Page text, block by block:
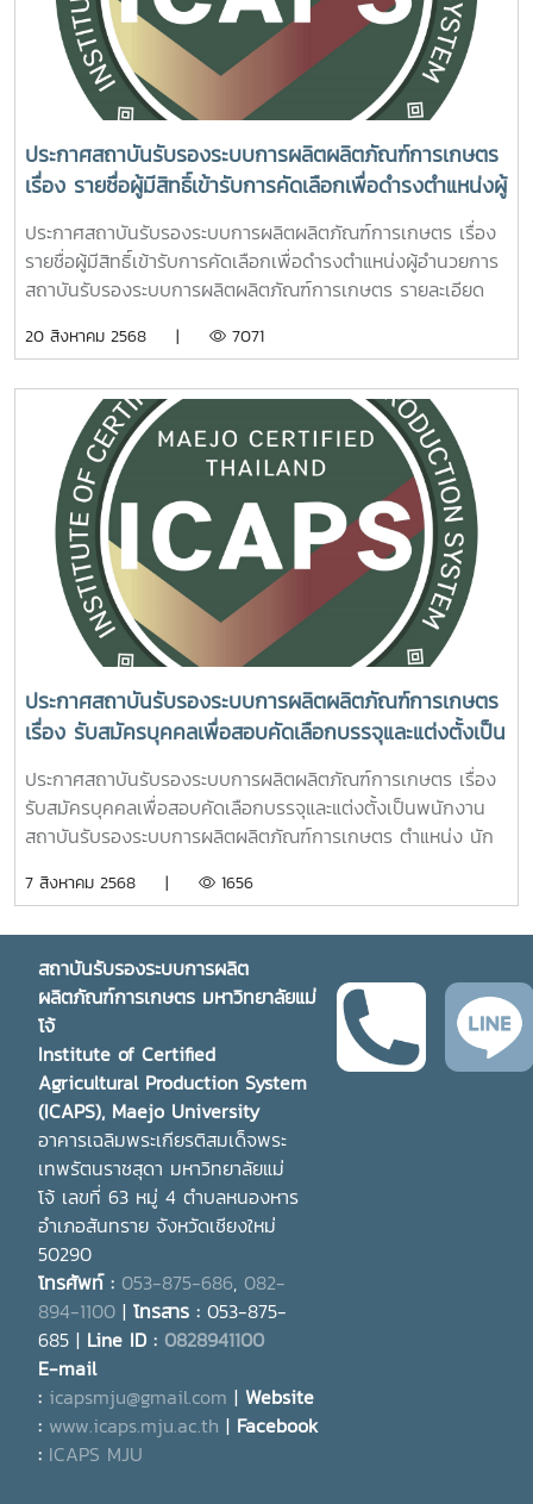
ประกาศสถาบันรับรองระบบการผลิตผลิตภัณฑ์การเกษตร
เรื่อง รายชื่อผู้มีสิทธิ์เข้ารับการคัดเลือกเพื่อดำรงตำแหน่งผู้
อำนวยการสถาบันรับรองระบบการผลิตผลิตภัณฑ์
การเกษตร
ประกาศสถาบันรับรองระบบการผลิตผลิตภัณฑ์การเกษตร เรื่อง
รายชื่อผู้มีสิทธิ์เข้ารับการคัดเลือกเพื่อดำรงตำแหน่งผู้อำนวยการ
สถาบันรับรองระบบการผลิตผลิตภัณฑ์การเกษตร รายละเอียด
20 สิงหาคม 2568 | 7071
ประกาศสถาบันรับรองระบบการผลิตผลิตภัณฑ์การเกษตร
เรื่อง รับสมัครบุคคลเพื่อสอบคัดเลือกบรรจุและแต่งตั้งเป็น
พนักงานสถาบันรับรองระบบการผลิตผลิตภัณฑ์การเกษตร
ตำแหน่ง นักวิชาการเกษตร
ประกาศสถาบันรับรองระบบการผลิตผลิตภัณฑ์การเกษตร เรื่อง
รับสมัครบุคคลเพื่อสอบคัดเลือกบรรจุและแต่งตั้งเป็นพนักงาน
สถาบันรับรองระบบการผลิตผลิตภัณฑ์การเกษตร ตำแหน่ง นัก
สิงหาคม 2568รายละเอียดเอกสารแนบ 1. ประกาศรับสมัคร 2. ใบ
7 สิงหาคม 2568 | 1656
สถาบันรับรองระบบการผลิต
ผลิตภัณฑ์การเกษตร มหาวิทยาลัยแม่
โจ้
Institute of Certified
Agricultural Production System
(ICAPS), Maejo University
อาคารเฉลิมพระเกียรติสมเด็จพระ
เทพรัตนราชสุดา มหาวิทยาลัยแม่
โจ้ เลขที่ 63 หมู่ 4 ตำบลหนองหาร
อำเภอสันทราย จังหวัดเชียงใหม่
50290
โทรศัพท์ : 053-875-686, 082-
894-1100 | โทรสาร : 053-875-
685 | Line ID : 0828941100
E-mail
: icapsmju@gmail.com | Website
: www.icaps.mju.ac.th | Facebook
: ICAPS MJU